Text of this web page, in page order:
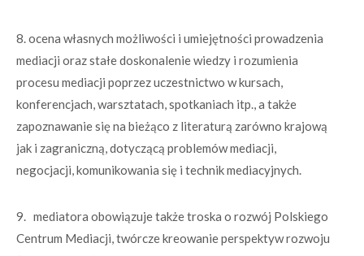
8. ocena własnych możliwości i umiejętności prowadzenia
mediacji oraz stałe doskonalenie wiedzy i rozumienia
procesu mediacji poprzez uczestnictwo w kursach,
konferencjach, warsztatach, spotkaniach itp., a także
zapoznawanie się na bieżąco z literaturą zarówno krajową
jak i zagraniczną, dotyczącą problemów mediacji,
negocjacji, komunikowania się i technik mediacyjnych.
9. mediatora obowiązuje także troska o rozwój Polskiego
Centrum Mediacji, twórcze kreowanie perspektyw rozwoju